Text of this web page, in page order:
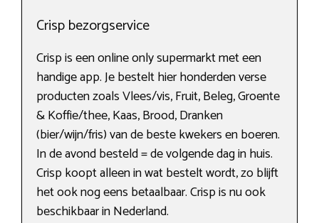
Crisp bezorgservice
Crisp is een online only supermarkt met een
handige app. Je bestelt hier honderden verse
producten zoals Vlees/vis, Fruit, Beleg, Groente
& Koffie/thee, Kaas, Brood, Dranken
(bier/wijn/fris) van de beste kwekers en boeren.
In de avond besteld = de volgende dag in huis.
Crisp koopt alleen in wat bestelt wordt, zo blijft
het ook nog eens betaalbaar. Crisp is nu ook
beschikbaar in Nederland.